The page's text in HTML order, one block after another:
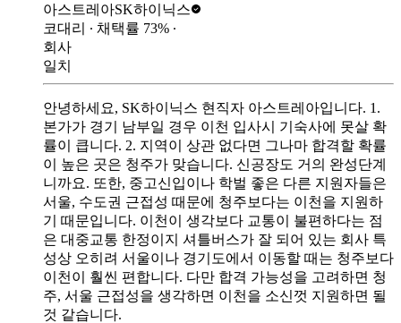
아스트레아SK하이닉스
코대리 ∙ 채택률 73% ∙
회사
일치
안녕하세요, SK하이닉스 현직자 아스트레아입니다. 1.
본가가 경기 남부일 경우 이천 입사시 기숙사에 못살 확
률이 큽니다. 2. 지역이 상관 없다면 그나마 합격할 확률
이 높은 곳은 청주가 맞습니다. 신공장도 거의 완성단계
니까요. 또한, 중고신입이나 학벌 좋은 다른 지원자들은
서울, 수도권 근접성 때문에 청주보다는 이천을 지원하
기 때문입니다. 이천이 생각보다 교통이 불편하다는 점
은 대중교통 한정이지 셔틀버스가 잘 되어 있는 회사 특
성상 오히려 서울이나 경기도에서 이동할 때는 청주보다
이천이 훨씬 편합니다. 다만 합격 가능성을 고려하면 청
주, 서울 근접성을 생각하면 이천을 소신껏 지원하면 될
것 같습니다.